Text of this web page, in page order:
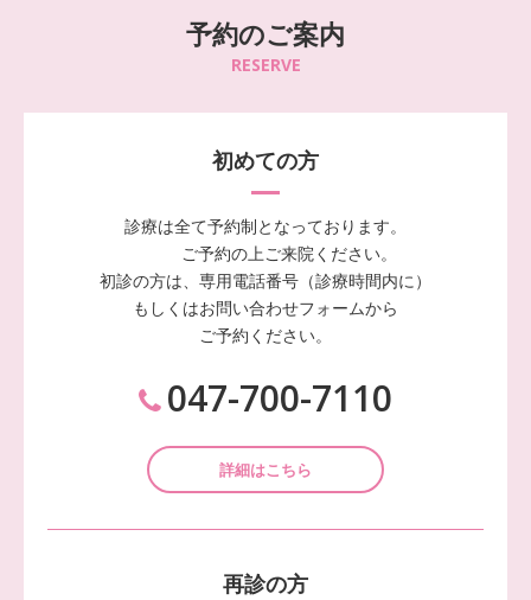
予約のご案内
RESERVE
初めての方
診療は全て予約制となっております。
ご予約の上ご来院ください。
初診の方は、専用電話番号（診療時間内に）
もしくはお問い合わせフォームから
ご予約ください。
047-700-7110
詳細はこちら
再診の方